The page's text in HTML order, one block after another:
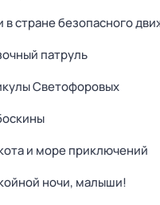
в стране безопасного
патруль
Светофоровых
и море приключений
ночи, малыши!